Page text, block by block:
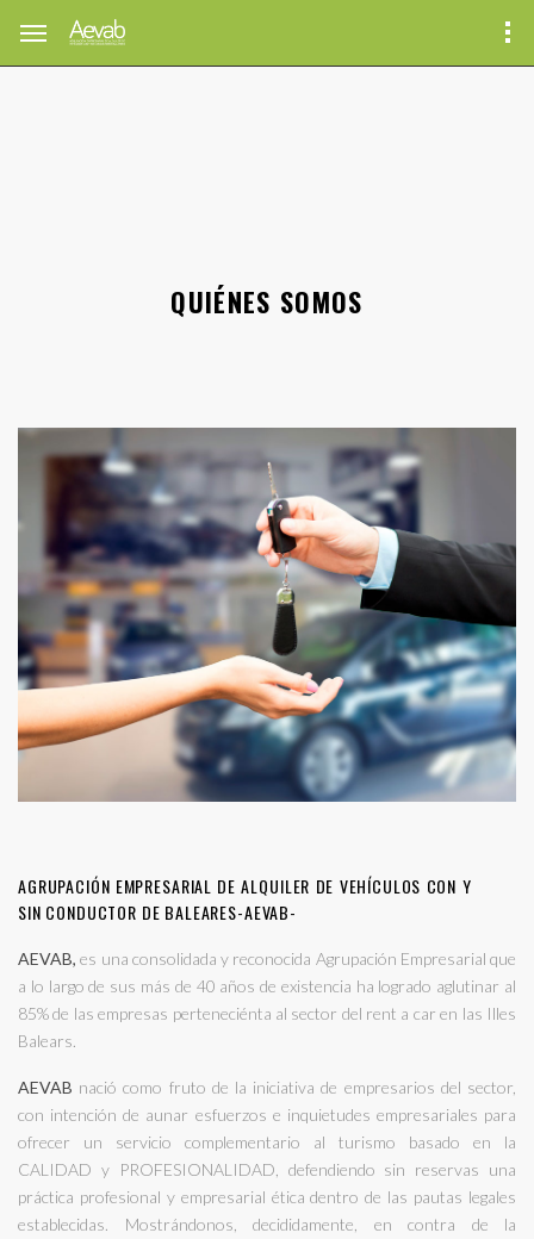
QUIÉNES SOMOS
AGRUPACIÓN EMPRESARIAL DE ALQUILER DE VEHÍCULOS CON Y
SIN CONDUCTOR DE BALEARES-AEVAB-
AEVAB, es una consolidada y reconocida Agrupación Empresarial que
a lo largo de sus más de 40 años de existencia ha logrado aglutinar al
85% de las empresas perteneciénta al sector del rent a car en las Illes
Balears.
AEVAB nació como fruto de la iniciativa de empresarios del sector,
con intención de aunar esfuerzos e inquietudes empresariales para
ofrecer un servicio complementario al turismo basado en la
CALIDAD y PROFESIONALIDAD, defendiendo sin reservas una
práctica profesional y empresarial ética dentro de las pautas legales
establecidas. Mostrándonos, decididamente, en contra de la